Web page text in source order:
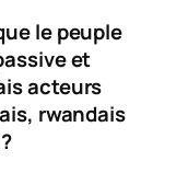
le peuple
et
acteurs
rwandais